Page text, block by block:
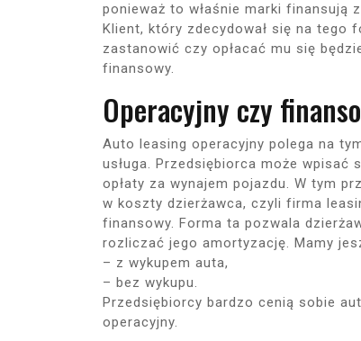
ponieważ to właśnie marki finansują
Klient, który zdecydował się na tego
zastanowić czy opłacać mu się
finansowy.
Operacyjny czy
Auto leasing operacyjny polega na
usługa. Przedsiębiorca może
opłaty za wynajem pojazdu. W tym
w koszty dzierżawca, czyli firma
finansowy. Forma ta pozwala
rozliczać jego amortyzację. Mamy
– z wykupem auta,
– bez wykupu.
Przedsiębiorcy bardzo cenią sobie
operacyjny.